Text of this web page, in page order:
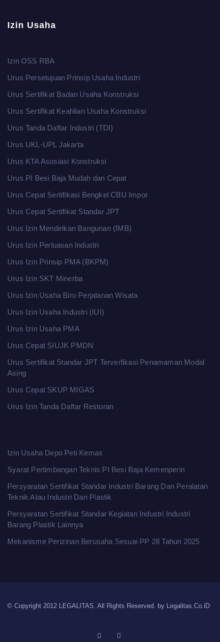
Izin Usaha
Izin OSS RBA
Urus Persetujuan Prinsip Usaha Industri
Urus Sertifikat Badan Usaha Konstruksi
Urus Sertifikat Keahlian Usaha Konstruksi
Urus Tanda Daftar Industri (TDI)
Urus UKL-UPL Jakarta
Urus KTA Asosiasi Konstruksi
Urus PI Besi Baja Mudah dan Cepat
Urus Cepat Sertifikasi Bengkel CBU Impor
Urus Cepat Sertifikat Standar JPT
Urus Izin Mendirikan Bangunan (IMB)
Urus Izin Perluasan Industri
Urus Izin Prinsip PMA (BKPM)
Urus Izin SKT Minerba
Urus Izin Usaha Biro Perjalanan Wisata
Urus Izin Usaha Industri (IUI)
Urus Izin Usaha PMA
Urus Cepat SIUJK PMDN
Urus Sertifikat Standar JPT Terverfikasi Penamaman Modal
Asing
Urus Cepat SKUP MIGAS
Urus Izin Tanda Daftar Restoran
Izin Usaha Depo Peti Kemas
Syarat Pertimbangan Teknis PI Besi Baja Kemenperin
Persyaratan Sertifikat Standar Industri Barang Dan Peralatan
Teknik Atau Industri Dari Plastik
Persyaratan Sertifikat Standar Kegiatan Industri Industri
Barang Plastik Lainnya
Mekanisme Perizinan Berusaha Sesuai PP 28 Tahun 2025
© Copyright 2012 LEGALITAS. All Rights Reserved. by Legalitas.Co.iD